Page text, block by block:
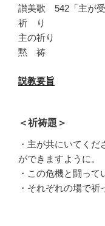
讃美歌 542「主が受
祈 り
主の祈り
黙 祷
説教要旨
＜祈祷題＞
・主が共にいてく
ができますように。
・この危機と闘って
・それぞれの場で祈